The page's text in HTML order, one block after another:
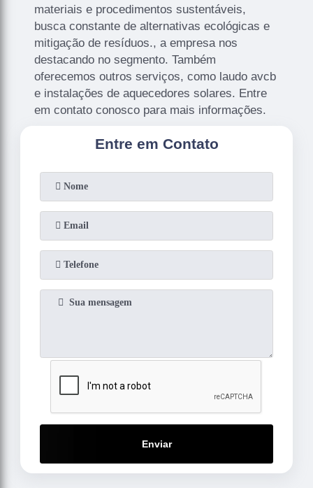
materiais e procedimentos sustentáveis,
busca constante de alternativas ecológicas e
mitigação de resíduos., a empresa nos
destacando no segmento. Também
oferecemos outros serviços, como laudo avcb
e instalações de aquecedores solares. Entre
em contato conosco para mais informações.
Entre em Contato
Enviar